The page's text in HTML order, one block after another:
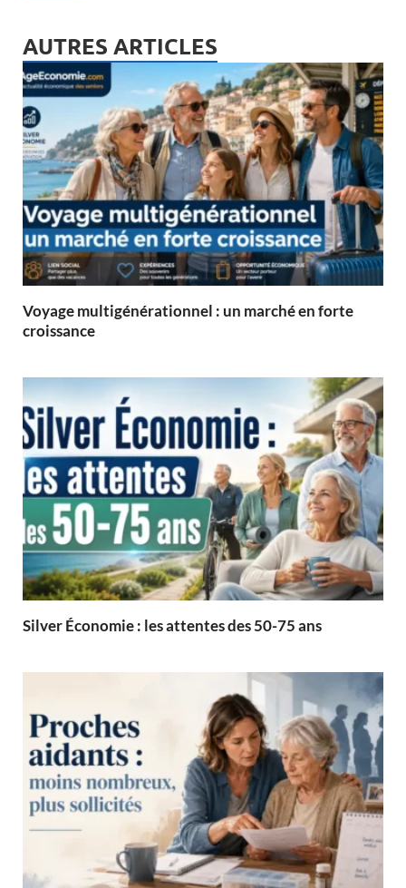
AUTRES ARTICLES
Voyage multigénérationnel : un marché en forte
croissance
Silver Économie : les attentes des 50-75 ans